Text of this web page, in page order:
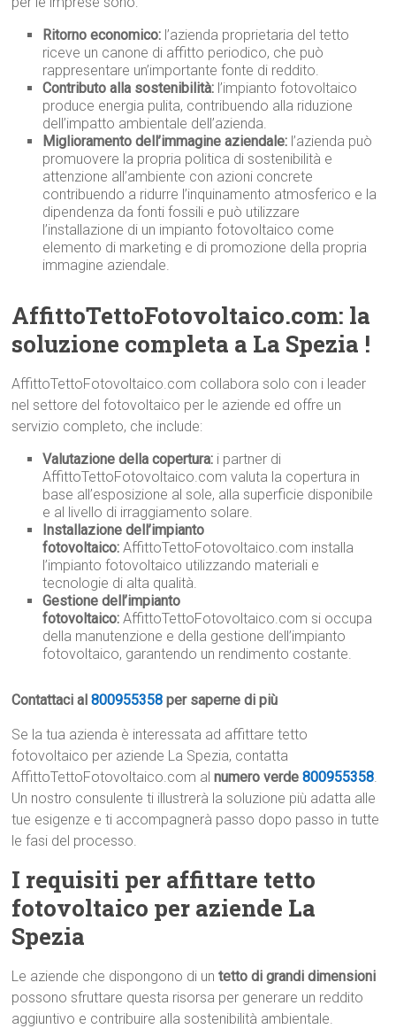
Ritorno economico: l’azienda proprietaria del tetto
riceve un canone di affitto periodico, che può
rappresentare un’importante fonte di reddito.
Contributo alla sostenibilità: l’impianto fotovoltaico
produce energia pulita, contribuendo alla riduzione
dell’impatto ambientale dell’azienda.
Miglioramento dell’immagine aziendale: l’azienda può
promuovere la propria politica di sostenibilità e
attenzione all’ambiente con azioni concrete
contribuendo a ridurre l’inquinamento atmosferico e la
dipendenza da fonti fossili e può utilizzare
l’installazione di un impianto fotovoltaico come
elemento di marketing e di promozione della propria
immagine aziendale.
AffittoTettoFotovoltaico.com: la
soluzione completa a La Spezia !
AffittoTettoFotovoltaico.com collabora solo con i leader
nel settore del fotovoltaico per le aziende ed offre un
servizio completo, che include:
Valutazione della copertura: i partner di
AffittoTettoFotovoltaico.com valuta la copertura in
base all’esposizione al sole, alla superficie disponibile
e al livello di irraggiamento solare.
Installazione dell’impianto
fotovoltaico: AffittoTettoFotovoltaico.com installa
l’impianto fotovoltaico utilizzando materiali e
tecnologie di alta qualità.
Gestione dell’impianto
fotovoltaico: AffittoTettoFotovoltaico.com si occupa
della manutenzione e della gestione dell’impianto
fotovoltaico, garantendo un rendimento costante.
Contattaci al800955358 per saperne di più
Se la tua azienda è interessata ad affittare tetto
fotovoltaico per aziende La Spezia, contatta
AffittoTettoFotovoltaico.com alnumero verde800955358.
Un nostro consulente ti illustrerà la soluzione più adatta alle
tue esigenze e ti accompagnerà passo dopo passo in tutte
le fasi del processo.
I requisiti per affittare tetto
fotovoltaico per aziende La
Spezia
Le aziende che dispongono di untetto di grandi dimensioni
possono sfruttare questa risorsa per generare un reddito
aggiuntivo e contribuire alla sostenibilità ambientale.